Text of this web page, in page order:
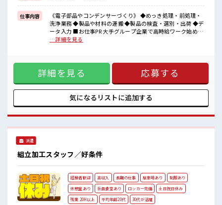
■職場の雰囲気
やっぱり働くなら大手グループ企業！
工場はとってもキレイで快適！
男女スタッフさん活躍中！
社内環境もとっても充実♪
仕事内容
《電子部品やコンデンサーづくり》 ◆めっき処理・前処理・
洗浄業務 ◆製品や材料の運搬 ◆製品の検査・選別・出荷 ◆デ
ータ入力 ■お仕事PR 大手グループ企業で高時給ワーク始めて
みませんか！ 未経験の方も大カンゲイ♪ 丁寧に教えていただ
ト1875円！ お休みは平日の場合もあるのでメリットもたくさ
ん♪ 渋滞・行列知らずでゆったりのんびり★ 心も身体もリフ
レッシュできそう♪ 職場はとってもキレイな工場！ 空調も完
備されているので年中カイテキにお仕事ができますよ！ ■職
場の雰囲気 やっぱり働くなら大手グループ企業！ 工場はとっ
てもキレイで快適！ 男女スタッフさん活躍中！ 社内環境もと
環境で長期で活躍しませんか？
…詳細を見る
詳細を見る 応募する
気になるリストに追加する
派遣
組立加工スタッフ／好条件
経験者歓迎 高収入 長期の仕事 駐車場あり
制服あり
休憩室あり
社員食堂あり ロッカー完備
土日祝日休み
残業 20H以上
平均年齢20代 30代が活躍